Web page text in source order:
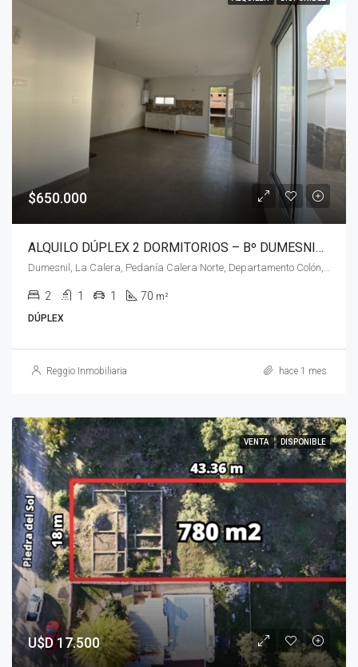
$650.000
ALQUILO DÚPLEX 2 DORMITORIOS – Bº DUMESNIL – La Calera.
Dumesnil, La Calera, Pedanía Calera Norte, Departamento Colón, Córdoba, X5111, Argentina
2 1 1 70 m²
DÚPLEX
Reggio Inmobiliaria hace 1 mes
VENTA DISPONIBLE
U$D 17.500